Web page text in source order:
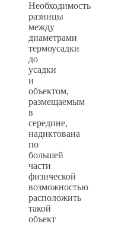
Необходимость
разницы
между
диаметрами
термоусадки
до
усадки
и
объектом,
размещаемым
в
середине,
надиктована
по
большей
части
физической
возможностью
расположить
такой
объект